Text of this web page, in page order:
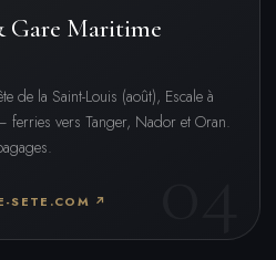
Gare Maritime
de la Saint-Louis (août), Escale à
ferries vers Tanger, Nador et Oran.
SETE.COM ↗